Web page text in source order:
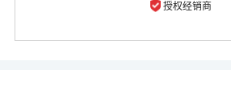
授权经销商